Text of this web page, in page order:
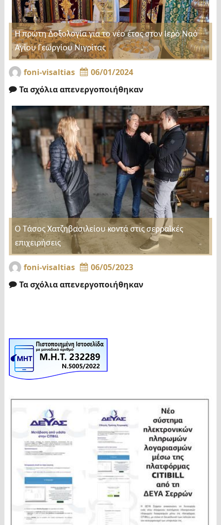
Η πρώτη Δοξολογία για το νέο έτος στον Ιερό Ναό
Αγίου Γεωργίου Νιγρίτας
foni-visaltias
06/01/2024
Τα σχόλια απενεργοποιήθηκαν
Ο Τάσος Χατζηβασιλείου κοντά στις σερραϊκές
επιχειρήσεις
foni-visaltias
06/05/2023
Τα σχόλια απενεργοποιήθηκαν